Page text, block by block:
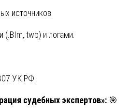
источников.
и логами.
УК РФ.
судебных экспертов»: 🎯